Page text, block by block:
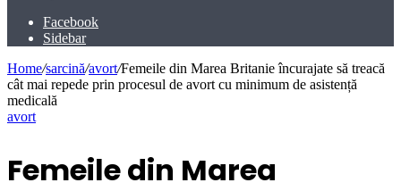
Facebook
Sidebar
Home/sarcină/avort/Femeile din Marea Britanie încurajate să treacă
cât mai repede prin procesul de avort cu minimum de asistență
medicală
avort
Femeile din Marea